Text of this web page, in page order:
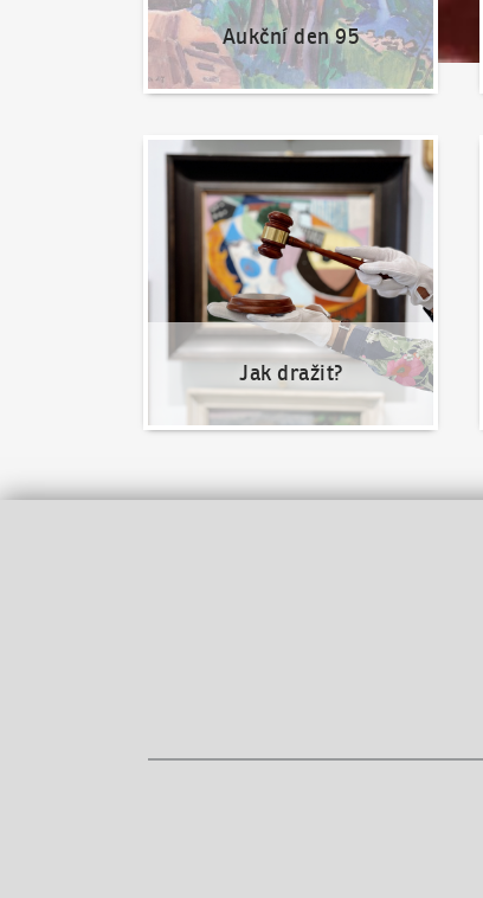
Aukční den 95
Jak dražit?
Jak dražit?